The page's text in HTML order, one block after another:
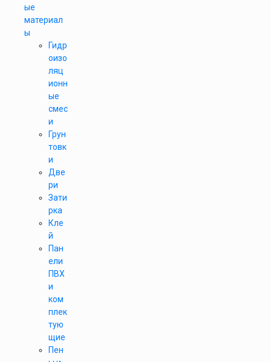
ые
материал
ы
Гидр
оизо
ляц
ионн
ые
смес
и
Грун
товк
и
Две
ри
Зати
рка
Кле
й
Пан
ели
ПВХ
и
ком
плек
тую
щие
Пен